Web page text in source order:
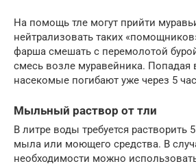
На помощь тле могут прийти
нейтрализовать таких
фарша смешать с перемолотой
смесь возле муравейника. Попадая
насекомые погибают уже через 5
Мыльный раствор от тли
В литре воды требуется растворить
мыла или моющего средства. В
необходимости можно